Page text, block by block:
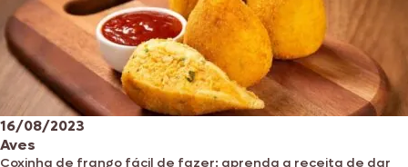
16/08/2023
Aves
Coxinha de frango fácil de fazer: aprenda a receita de dar